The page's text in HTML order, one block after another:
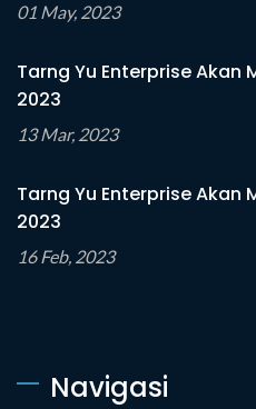
01 May, 2023
Tarng Yu Enterprise Akan
2023
13 Mar, 2023
Tarng Yu Enterprise Akan
2023
16 Feb, 2023
Navigasi